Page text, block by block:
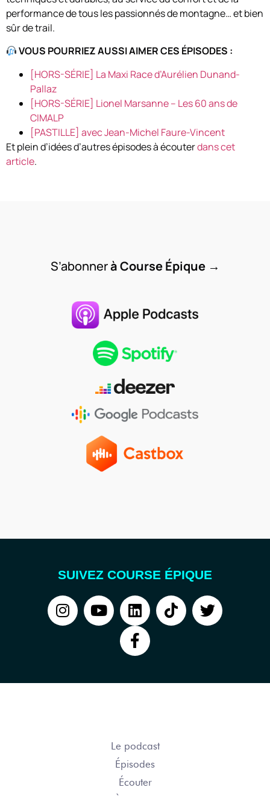
performance de tous les passionnés de montagne… et bien
sûr de trail.
VOUS POURRIEZ AUSSI AIMER CES ÉPISODES :
[HORS-SÉRIE] La Maxi Race d’Aurélien Dunand-
Pallaz
[HORS-SÉRIE] Lionel Marsanne – Les 60 ans de
CIMALP
[PASTILLE] avec Jean-Michel Faure-Vincent
Et plein d’idées d’autres épisodes à écouterdans cet
article.
S’abonnerà Course Épique →
SUIVEZ COURSE ÉPIQUE
Le podcast
Épisodes
Écouter